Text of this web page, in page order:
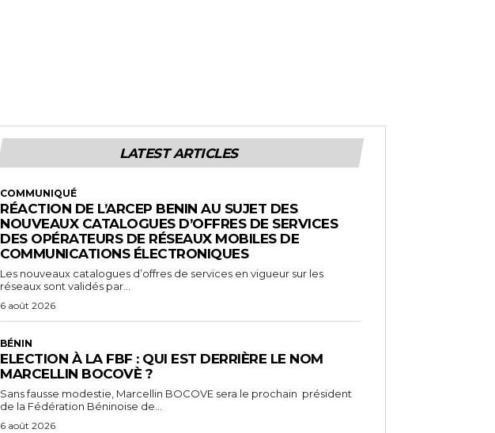
LATEST ARTICLES
COMMUNIQUÉ
RÉACTION DE L’ARCEP BENIN AU SUJET DES
NOUVEAUX CATALOGUES D’OFFRES DE SERVICES
DES OPÉRATEURS DE RÉSEAUX MOBILES DE
COMMUNICATIONS ÉLECTRONIQUES
Les nouveaux catalogues d’offres de services en vigueur sur les
réseaux sont validés par...
6 août 2026
BÉNIN
ELECTION À LA FBF : QUI EST DERRIÈRE LE NOM
MARCELLIN BOCOVÈ ?
Sans fausse modestie, Marcellin BOCOVE sera le prochain président
de la Fédération Béninoise de...
6 août 2026